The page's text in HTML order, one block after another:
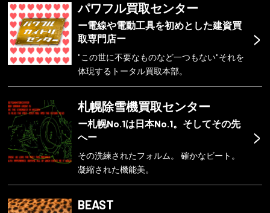
>
パワフル買取センター
ー電線や電動工具を初めとした建資買
取専門店ー
"この世に不要なものなど一つもない"それを
体現するトータル買取本部。
>
札幌除雪機買取センター
ー札幌No.1は日本No.1。そしてその先
へー
その洗練されたフォルム。 確かなビート。
凝縮された機能美。
BEAST